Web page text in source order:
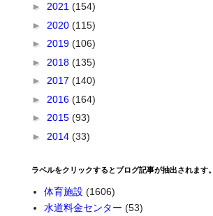
►2021(154)
► 2020(115)
►2019(106)
► 2018(135)
►2017(140)
► 2016(164)
►2015(93)
► 2014(33)
ラベルをクリックするとブログ記事が抽出されます。
体育施設 (1606)
水道料金センター (53)